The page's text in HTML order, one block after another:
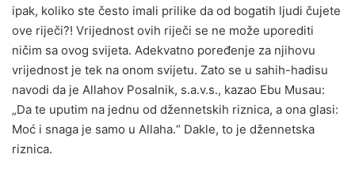
ipak, koliko ste često imali prilike da od bogatih ljudi čujete
ove riječi?! Vrijednost ovih riječi se ne može uporediti
ničim sa ovog svijeta. Adekvatno poređenje za njihovu
vrijednost je tek na onom svijetu. Zato se u sahih-hadisu
navodi da je Allahov Posalnik, s.a.v.s., kazao Ebu Musau:
„Da te uputim na jednu od džennetskih riznica, a ona glasi:
Moć i snaga je samo u Allaha.“ Dakle, to je džennetska
riznica.